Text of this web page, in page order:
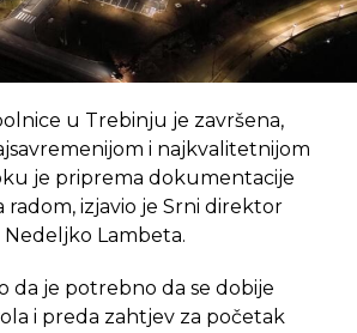
u Trebinju je završena,
i najkvalitetnijom
je priprema dokumentacije
radom, izjavio je Srni direktor
Lambeta.
da je potrebno da se dobije
i preda zahtjev za početak